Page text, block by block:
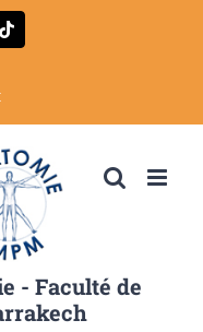
Tiktok
- Faculté de